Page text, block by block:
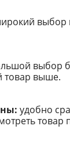
выбор
выбор
товар выше.
удобно
товар